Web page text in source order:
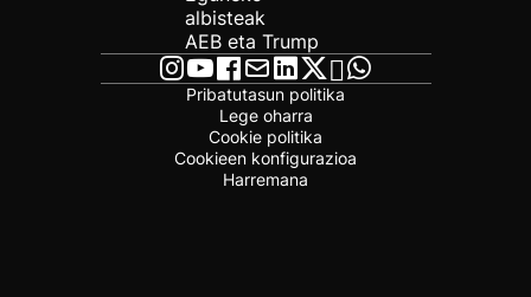
albisteak
AEB eta Trump
Pribatutasun politika
Lege oharra
Cookie politika
Cookieen konfigurazioa
Harremana